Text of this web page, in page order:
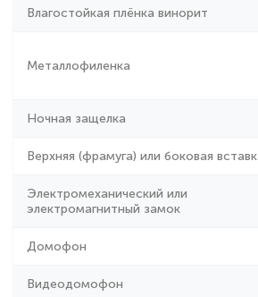
Ночная защелка
Верхняя (фрамуга) или боковая вставка
Электромеханический или
электромагнитный замок
Домофон
Видеодомофон
Система автоматического открывания